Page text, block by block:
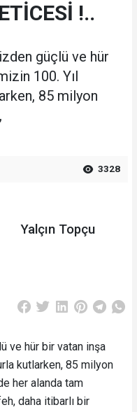
!..
güçlü ve hür
100. Yıl
85 milyon
3328
Yalçın Topçu
ve hür bir vatan inşa
kutlarken, 85 milyon
her alanda tam
daha itibarlı bir